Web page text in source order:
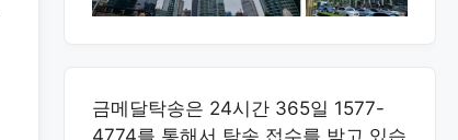
금메달탁송은 24시간 365일 1577-